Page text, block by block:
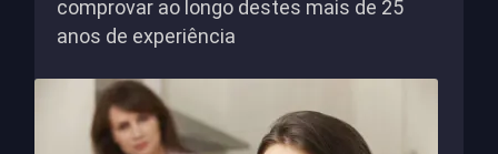
comprovar ao longo destes mais de 25
anos de experiência